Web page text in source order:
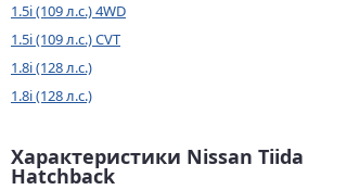
1.5i (109 л.с.) 4WD
1.5i (109 л.с.) CVT
1.8i (128 л.с.)
1.8i (128 л.с.)
Характеристики Nissan Tiida
Hatchback